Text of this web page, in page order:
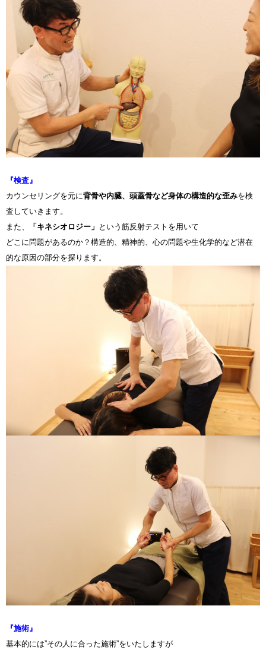
『検査』
カウンセリングを元に背骨や内臓、頭蓋骨など身体の構造的な歪みを検
査していきます。
また、
「キネシオロジー」 という筋反射テストを用いて
どこに問題があるのか？構造的、精神的、心の問題や生化学的など潜在
的な原因の部分を探ります。
『施術』
基本的には”その人に合った施術”をいたしますが